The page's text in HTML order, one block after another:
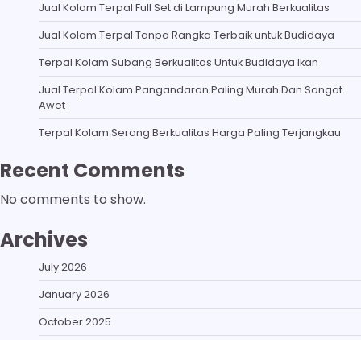
Jual Kolam Terpal Full Set di Lampung Murah Berkualitas
Jual Kolam Terpal Tanpa Rangka Terbaik untuk Budidaya
Terpal Kolam Subang Berkualitas Untuk Budidaya Ikan
Jual Terpal Kolam Pangandaran Paling Murah Dan Sangat
Awet
Terpal Kolam Serang Berkualitas Harga Paling Terjangkau
Recent Comments
No comments to show.
Archives
July 2026
January 2026
October 2025